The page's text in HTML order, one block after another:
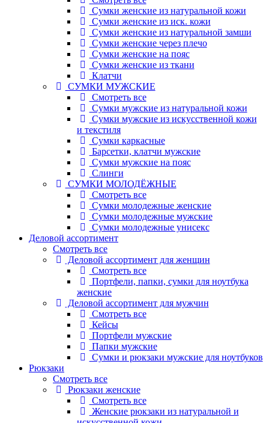
Сумки женские из натуральной кожи
Сумки женские из иск. кожи
Сумки женские из натуральной замши
Сумки женские через плечо
Сумки женские на пояс
Сумки женские из ткани
Клатчи
СУМКИ МУЖСКИЕ
Смотреть все
Сумки мужские из натуральной кожи
Сумки мужские из искусственной кожи
и текстиля
Сумки каркасные
Барсетки, клатчи мужские
Сумки мужские на пояс
Слинги
СУМКИ МОЛОДЁЖНЫЕ
Смотреть все
Сумки молодежные женские
Сумки молодежные мужские
Сумки молодежные унисекс
Деловой ассортимент
Смотреть все
Деловой ассортимент для женщин
Смотреть все
Портфели, папки, сумки для ноутбука
женские
Деловой ассортимент для мужчин
Смотреть все
Кейсы
Портфели мужские
Папки мужские
Сумки и рюкзаки мужские для ноутбуков
Рюкзаки
Смотреть все
Рюкзаки женские
Смотреть все
Женские рюкзаки из натуральной и